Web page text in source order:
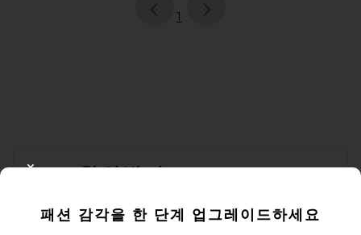
page
1
10% 할인받기
부 가능합니다.개인 정보 정책
패션 감각을 한 단계 업그레이드하세요